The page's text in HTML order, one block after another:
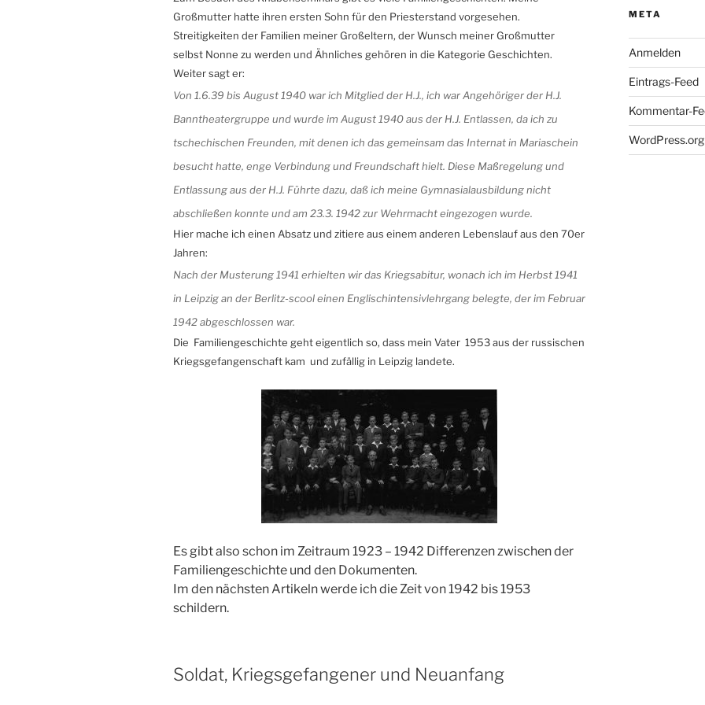
Großmutter hatte ihren ersten Sohn für den Priesterstand vorgesehen.
Streitigkeiten der Familien meiner Großeltern, der Wunsch meiner Großmutter
selbst Nonne zu werden und Ähnliches gehören in die Kategorie Geschichten.
Weiter sagt er:
Von 1.6.39 bis August 1940 war ich Mitglied der H.J., ich war Angehöriger der H.J.
Banntheatergruppe und wurde im August 1940 aus der H.J. Entlassen, da ich zu
tschechischen Freunden, mit denen ich das gemeinsam das Internat in Mariaschein
besucht hatte, enge Verbindung und Freundschaft hielt. Diese Maßregelung und
Entlassung aus der H.J. Führte dazu, daß ich meine Gymnasialausbildung nicht
abschließen konnte und am 23.3. 1942 zur Wehrmacht eingezogen wurde.
Hier mache ich einen Absatz und zitiere aus einem anderen Lebenslauf aus den 70er
Jahren:
Nach der Musterung 1941 erhielten wir das Kriegsabitur, wonach ich im Herbst 1941
in Leipzig an der Berlitz-scool einen Englischintensivlehrgang belegte, der im Februar
1942 abgeschlossen war.
Die Familiengeschichte geht eigentlich so, dass mein Vater 1953 aus der russischen
Kriegsgefangenschaft kam und zufällig in Leipzig landete.
Es gibt also schon im Zeitraum 1923 – 1942 Differenzen zwischen der
Familiengeschichte und den Dokumenten.
Im den nächsten Artikeln werde ich die Zeit von 1942 bis 1953
schildern.
Soldat, Kriegsgefangener und Neuanfang
META
Anmelden
Eintrags-Feed
Kommentar-
WordPress.org